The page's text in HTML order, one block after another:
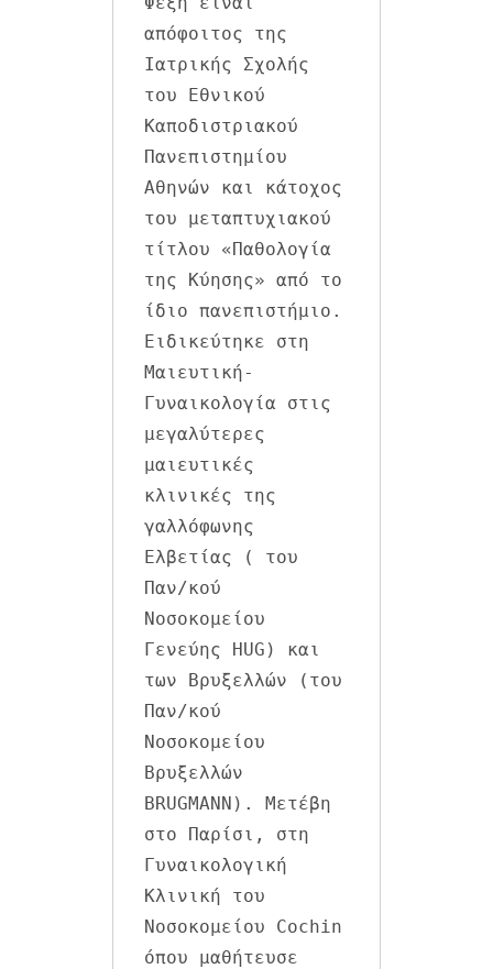
απόφοιτος της
Ιατρικής Σχολής
του Εθνικού
Καποδιστριακού
Πανεπιστημίου
Αθηνών και κάτοχος
του μεταπτυχιακού
τίτλου «Παθολογία
της Κύησης» από το
ίδιο πανεπιστήμιο.
Ειδικεύτηκε στη
Μαιευτική-
Γυναικολογία στις
μεγαλύτερες
μαιευτικές
κλινικές της
γαλλόφωνης
Ελβετίας ( του
Παν/κού
Νοσοκομείου
Γενεύης HUG) και
των Βρυξελλών (του
Παν/κού
Νοσοκομείου
Βρυξελλών
BRUGMANN). Μετέβη
στο Παρίσι, στη
Γυναικολογική
Κλινική του
Νοσοκομείου Cochin
όπου μαθήτευσε